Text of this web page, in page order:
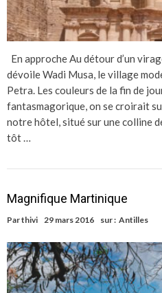
En approche Au détour d’un
dévoile Wadi Musa, le village
Petra. Les couleurs de la fin de
fantasmagorique, on se croirait
notre hôtel, situé sur une colline
tôt …
Magnifique Martinique
Parthivi 29 mars 2016 sur : Antilles